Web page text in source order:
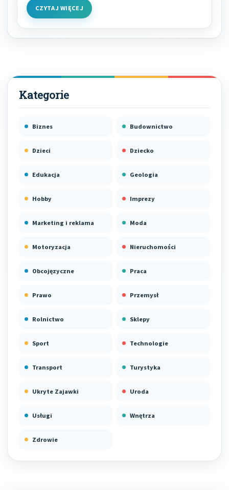
CZYTAJ WIĘCEJ
Biznes Budownictwo
Dzieci Dziecko
Edukacja Geologia
Hobby Imprezy
Marketing i reklama Moda
Motoryzacja Nieruchomości
Obcojęzyczne Praca
Prawo Przemysł
Rolnictwo Sklepy
Sport Technologie
Transport Turystyka
Ukryte Zajawki Uroda
Usługi Wnętrza
Zdrowie